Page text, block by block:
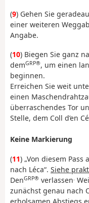
(9) Gehen Sie
einer weiteren
Angabe.
(10) Biegen Sie ganz
demGRP®, um einen
beginnen.
Erreichen Sie weit
einen
überraschendes Tor
Stelle, dem Coll d’en
Keine Markierung
(11) „Von diesem
nach Léca“. Siehe
DenGRP® verlassen
zunächst genau nach